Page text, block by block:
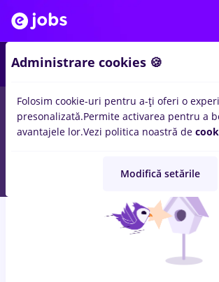
locuri de muncapull bear, Full timein
Entry-Level (< 2 ani)inConstructii / Instalatii,
Sanatate
Administrare cookies 🍪
Folosim cookie-uri pentru a-ți oferi o
presonalizată.Permite activarea pentru a
avantajele lor.Vezi politica noastră de
Modifică setările